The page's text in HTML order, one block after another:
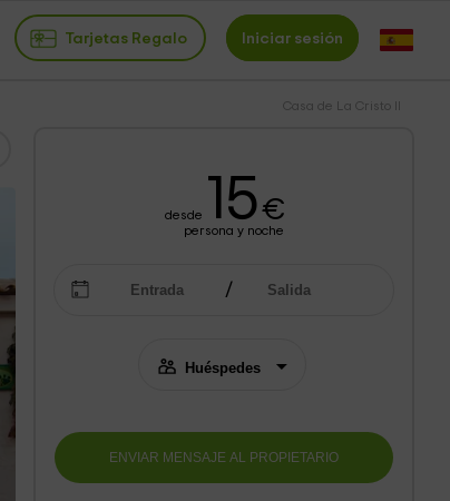
Tarjetas Regalo Iniciar sesión
Casa de La Cristo II
desde 15€
persona y noche